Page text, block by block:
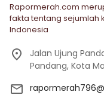
Rapormerah.com
fakta tentang sejumlah
Indonesia
Jalan Ujung
Pandang, Kota